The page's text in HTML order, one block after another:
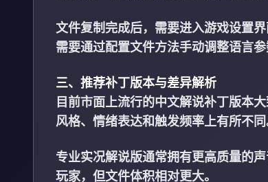
文件复制完成后，需要进入游戏设置
需要通过配置文件方法手动调整语言参
三、推荐补丁版本与差异解析
目前市面上流行的中文解说补丁版本
风格、情绪表达和触发频率上有所不
专业实况解说版通常拥有更高质量的
玩家，但文件体积相对更大。